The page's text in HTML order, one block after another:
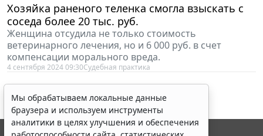
Хозяйка раненого теленка смогла взыскать с
соседа более 20 тыс. руб.
Женщина отсудила не только стоимость
ветеринарного лечения, но и 6 000 руб. в счет
компенсации морального вреда.
4 сентября 2024 09:30Судебная практика
Мы обрабатываем локальные данные
браузера и используем инструменты
аналитики в целях улучшения и обеспечения